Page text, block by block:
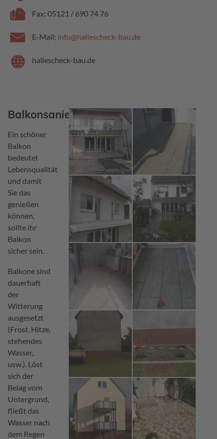
Fax: 05121 / 690 74 76
E-Mail: info@hallescheck-bau.de
hallescheck-bau.de
Balkonsanierung
Ein schöner
Balkon
bedeutet
Lebensqualität
und damit
Sie das
genießen
können,
sollte ihr
Balkon
sicher sein.
Balkone sind
dauerhaft
der
Witterung
ausgesetzt
(Frost, Hitze,
stehendes
Wasser,
usw.). Löst
sich der
Belag vom
Untergrund,
fließt das
Wasser nach
dem Regen